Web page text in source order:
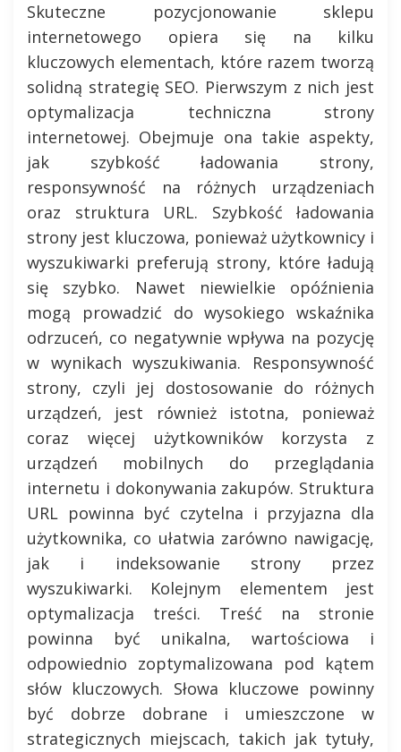
Skuteczne pozycjonowanie sklepu
internetowego opiera się na kilku
kluczowych elementach, które razem tworzą
solidną strategię SEO. Pierwszym z nich jest
optymalizacja techniczna strony
internetowej. Obejmuje ona takie aspekty,
jak szybkość ładowania strony,
responsywność na różnych urządzeniach
oraz struktura URL. Szybkość ładowania
strony jest kluczowa, ponieważ użytkownicy i
wyszukiwarki preferują strony, które ładują
się szybko. Nawet niewielkie opóźnienia
mogą prowadzić do wysokiego wskaźnika
odrzuceń, co negatywnie wpływa na pozycję
w wynikach wyszukiwania. Responsywność
strony, czyli jej dostosowanie do różnych
urządzeń, jest również istotna, ponieważ
coraz więcej użytkowników korzysta z
urządzeń mobilnych do przeglądania
internetu i dokonywania zakupów. Struktura
URL powinna być czytelna i przyjazna dla
użytkownika, co ułatwia zarówno nawigację,
jak i indeksowanie strony przez
wyszukiwarki. Kolejnym elementem jest
optymalizacja treści. Treść na stronie
powinna być unikalna, wartościowa i
odpowiednio zoptymalizowana pod kątem
słów kluczowych. Słowa kluczowe powinny
być dobrze dobrane i umieszczone w
strategicznych miejscach, takich jak tytuły,